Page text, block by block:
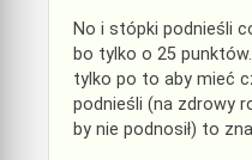
No i stópki podnieśli
bo tylko o 25
tylko po to aby mieć
podnieśli (na zdrowy
by nie podnosił) to